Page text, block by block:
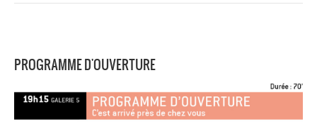
PROGRAMME D'OUVERTURE